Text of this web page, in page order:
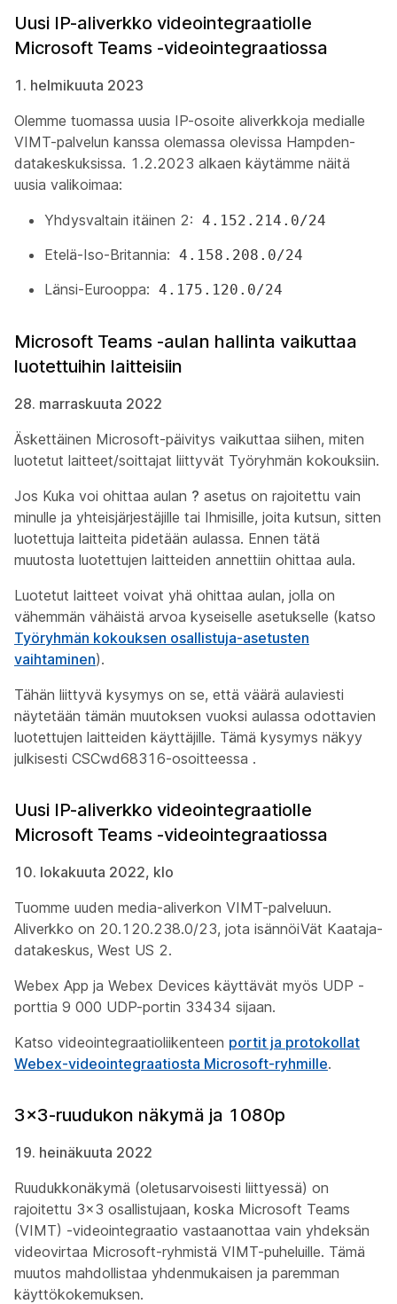
Uusi IP-aliverkko videointegraatiolle
Microsoft Teams -videointegraatiossa
1. helmikuuta 2023
Olemme tuomassa uusia IP-osoite aliverkkoja medialle
VIMT-palvelun kanssa olemassa olevissa Hampden-
datakeskuksissa. 1.2.2023 alkaen käytämme näitä
uusia valikoimaa:
Yhdysvaltain itäinen 2: 4.152.214.0/24
Etelä-Iso-Britannia: 4.158.208.0/24
Länsi-Eurooppa: 4.175.120.0/24
Microsoft Teams -aulan hallinta vaikuttaa
luotettuihin laitteisiin
28. marraskuuta 2022
Äskettäinen Microsoft-päivitys vaikuttaa siihen, miten
luotetut laitteet/soittajat liittyvät Työryhmän kokouksiin.
Jos Kuka voi ohittaa aulan ? asetus on rajoitettu vain
minulle ja yhteisjärjestäjille tai Ihmisille, joita kutsun, sitten
luotettuja laitteita pidetään aulassa. Ennen tätä
muutosta luotettujen laitteiden annettiin ohittaa aula.
Luotetut laitteet voivat yhä ohittaa aulan, jolla on
vähemmän vähäistä arvoa kyseiselle asetukselle (katso
Työryhmän kokouksen osallistuja-asetusten
vaihtaminen).
Tähän liittyvä kysymys on se, että väärä aulaviesti
näytetään tämän muutoksen vuoksi aulassa odottavien
luotettujen laitteiden käyttäjille. Tämä kysymys näkyy
julkisesti CSCwd68316-osoitteessa .
Uusi IP-aliverkko videointegraatiolle
Microsoft Teams -videointegraatiossa
10. lokakuuta 2022, klo
Tuomme uuden media-aliverkon VIMT-palveluun.
Aliverkko on 20.120.238.0/23, jota isännöiVät Kaataja-
datakeskus, West US 2.
Webex App ja Webex Devices käyttävät myös UDP -
porttia 9 000 UDP-portin 33434 sijaan.
Katso videointegraatioliikenteen portit ja protokollat
Webex-videointegraatiosta Microsoft-ryhmille.
3x3-ruudukon näkymä ja 1080p
19. heinäkuuta 2022
Ruudukkonäkymä (oletusarvoisesti liittyessä) on
rajoitettu 3x3 osallistujaan, koska Microsoft Teams
(VIMT) -videointegraatio vastaanottaa vain yhdeksän
videovirtaa Microsoft-ryhmistä VIMT-puheluille. Tämä
muutos mahdollistaa yhdenmukaisen ja paremman
käyttökokemuksen.